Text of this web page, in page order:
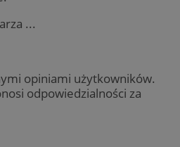
...
opiniami użytkowników.
odpowiedzialności za